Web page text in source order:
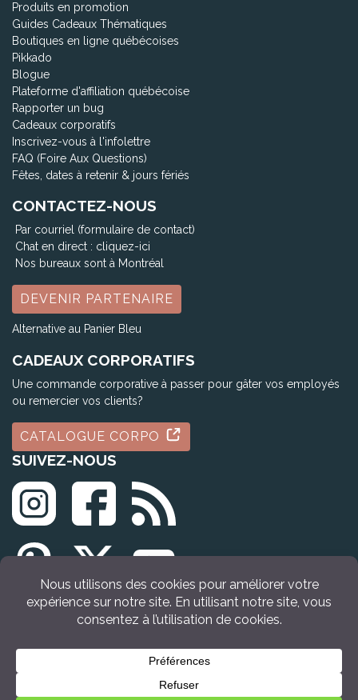
Produits en promotion
Guides Cadeaux Thématiques
Boutiques en ligne québécoises
Pikkado
Blogue
Plateforme d'affiliation québécoise
Rapporter un bug
Cadeaux corporatifs
Inscrivez-vous à l'infolettre
FAQ (Foire Aux Questions)
Fêtes, dates à retenir & jours fériés
CONTACTEZ-NOUS
Par courriel (formulaire de contact)
Chat en direct : cliquez-ici
Nos bureaux sont à Montréal
DEVENIR PARTENAIRE
Alternative au Panier Bleu
CADEAUX CORPORATIFS
Une commande corporative à passer pour gâter vos employés
ou remercier vos clients?
CATALOGUE CORPO
SUIVEZ-NOUS
© Tous droits réservés Idée Cadeau Québec (2009 - 2026)